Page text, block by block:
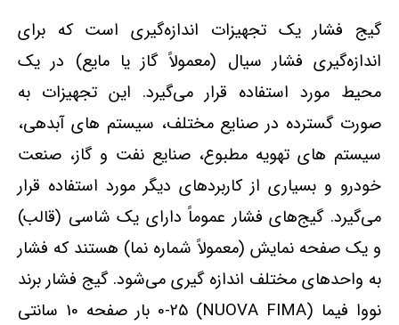
گیج فشار یک تجهیزات اندازه‌گیری است که برای
اندازه‌گیری فشار سیال (معمولاً گاز یا مایع) در یک
محیط مورد استفاده قرار می‌گیرد. این تجهیزات به
صورت گسترده در صنایع مختلف، سیستم‌ های آبدهی،
سیستم‌ های تهویه مطبوع، صنایع نفت و گاز، صنعت
خودرو و بسیاری از کاربردهای دیگر مورد استفاده قرار
می‌گیرد. گیج‌های فشار عموماً دارای یک شاسی (قالب)
و یک صفحه نمایش (معمولاً شماره‌ نما) هستند که فشار
به واحدهای مختلف اندازه‌ گیری می‌شود. گیج فشار برند
نووا فیما (NUOVA FIMA) 0-25 بار صفحه 10 سانتی